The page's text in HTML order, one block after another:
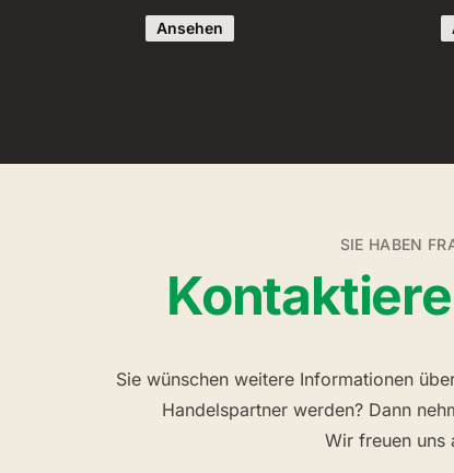
Ansehen
SIE HABEN
Sie wünschen weitere Informationen
Handelspartner werden? Dann
Wir freuen uns